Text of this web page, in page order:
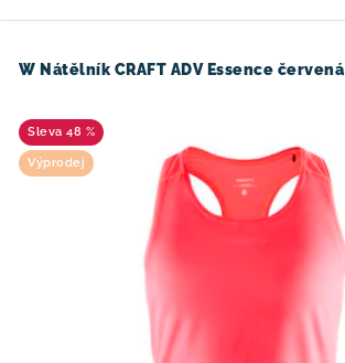
W Nátělník CRAFT ADV Essence červená
48 %
Výprodej